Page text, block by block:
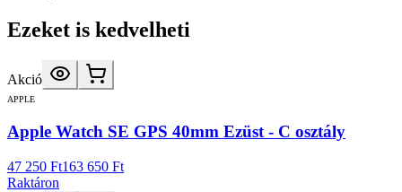
Ezeket is kedvelheti
Akció
APPLE
Apple Watch SE GPS 40mm Ezüst - C osztály
47 250 Ft163 650 Ft
Raktáron